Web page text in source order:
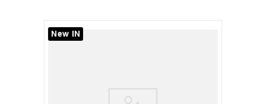
New IN